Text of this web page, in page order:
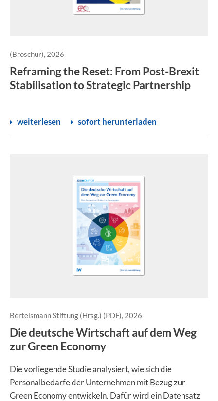
(Broschur), 2026
Reframing the Reset: From Post-Brexit
Stabilisation to Strategic Partnership
weiterlesen sofort herunterladen
Bertelsmann Stiftung (Hrsg.) (PDF), 2026
Die deutsche Wirtschaft auf dem Weg
zur Green Economy
Die vorliegende Studie analysiert, wie sich die
Personalbedarfe der Unternehmen mit Bezug zur
Green Economy entwickeln. Dafür wird ein Datensatz